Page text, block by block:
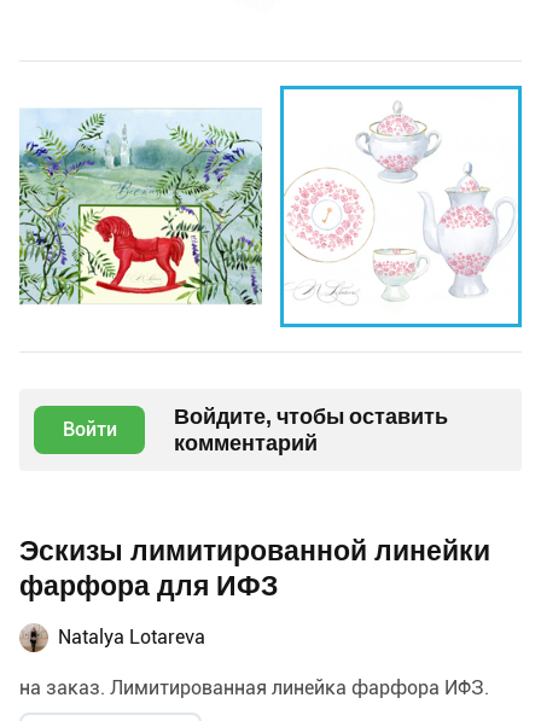
Войти
Войдите, чтобы оставить
комментарий
Эскизы лимитированной линейки
фарфора для ИФЗ
Natalya Lotareva
на заказ. Лимитированная линейка фарфора ИФЗ.